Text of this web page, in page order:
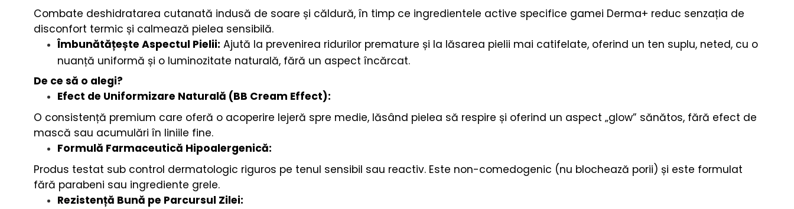
Combate deshidratarea cutanată indusă de soare și căldură, în timp ce ingredientele active specifice gamei Derma+ reduc senzația de
disconfort termic și calmează pielea sensibilă.
Îmbunătățește Aspectul Pielii: Ajută la prevenirea ridurilor premature și la lăsarea pielii mai catifelate, oferind un ten suplu, neted, cu o
nuanță uniformă și o luminozitate naturală, fără un aspect încărcat.
De ce să o alegi?
Efect de Uniformizare Naturală (BB Cream Effect):
O consistență premium care oferă o acoperire lejeră spre medie, lăsând pielea să respire și oferind un aspect „glow” sănătos, fără efect de
mască sau acumulări în liniile fine.
Formulă Farmaceutică Hipoalergenică:
Produs testat sub control dermatologic riguros pe tenul sensibil sau reactiv. Este non-comedogenic (nu blochează porii) și este formulat
fără parabeni sau ingrediente grele.
Rezistență Bună pe Parcursul Zilei: